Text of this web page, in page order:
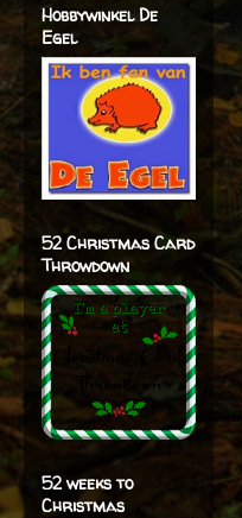
Hobbywinkel De
Egel
52 Christmas Card
Throwdown
52 weeks to
Christmas